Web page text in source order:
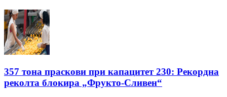
357 тона праскови при капацитет 230: Рекордна
реколта блокира „Фрукто-Сливен“